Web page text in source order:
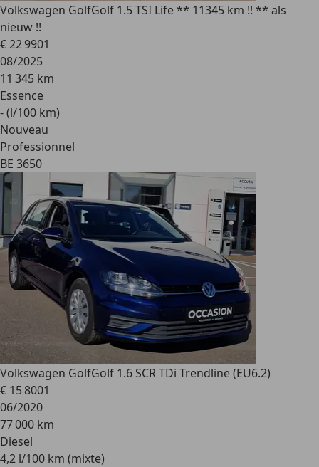
Volkswagen GolfGolf 1.5 TSI Life ** 11345 km !! ** als
nieuw !!
€ 22 9901
08/2025
11 345 km
Essence
- (l/100 km)
Nouveau
Professionnel
BE 3650
Volkswagen GolfGolf 1.6 SCR TDi Trendline (EU6.2)
€ 15 8001
06/2020
77 000 km
Diesel
4,2 l/100 km (mixte)